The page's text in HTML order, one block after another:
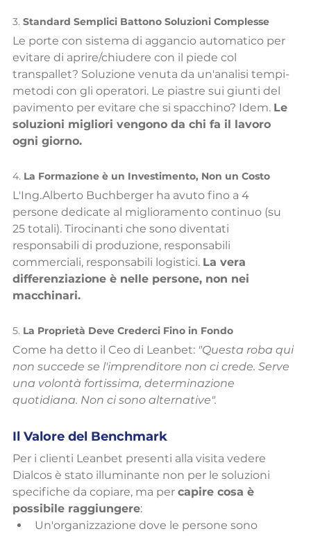
3. Standard Semplici Battono Soluzioni Complesse
Le porte con sistema di aggancio automatico per
evitare di aprire/chiudere con il piede col
transpallet? Soluzione venuta da un'analisi tempi-
metodi con gli operatori. Le piastre sui giunti del
pavimento per evitare che si spacchino? Idem. Le
soluzioni migliori vengono da chi fa il lavoro
ogni giorno.
4. La Formazione è un Investimento, Non un Costo
L'Ing.Alberto Buchberger ha avuto fino a 4
persone dedicate al miglioramento continuo (su
25 totali). Tirocinanti che sono diventati
responsabili di produzione, responsabili
commerciali, responsabili logistici. La vera
differenziazione è nelle persone, non nei
macchinari.
5. La Proprietà Deve Crederci Fino in Fondo
Come ha detto il Ceo di Leanbet: "Questa roba qui
non succede se l'imprenditore non ci crede. Serve
una volontà fortissima, determinazione
quotidiana. Non ci sono alternative".
Il Valore del Benchmark
Per i clienti Leanbet presenti alla visita vedere
Dialcos è stato illuminante non per le soluzioni
specifiche da copiare, ma per capire cosa è
possibile raggiungere:
Un'organizzazione dove le persone sono